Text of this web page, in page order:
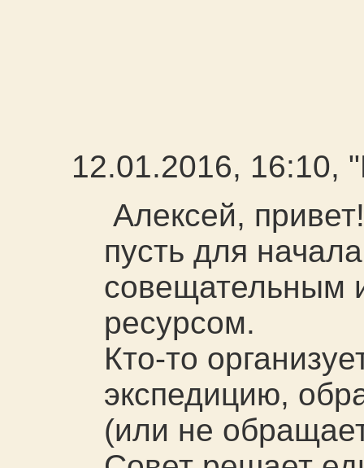
12.01.2016, 16:10,
Алексей, привет!
пусть для
совещательным
ресурсом.
Кто-то
экспедицию,
(или не